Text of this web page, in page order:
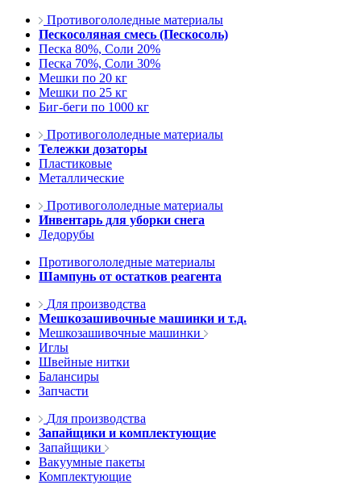
Противогололедные материалы
Пескосоляная смесь (Пескосоль)
Песка 80%, Соли 20%
Песка 70%, Соли 30%
Мешки по 20 кг
Мешки по 25 кг
Биг-беги по 1000 кг
Противогололедные материалы
Тележки дозаторы
Пластиковые
Металлические
Противогололедные материалы
Инвентарь для уборки снега
Ледорубы
Противогололедные материалы
Шампунь от остатков реагента
Для производства
Мешкозашивочные машинки и т.д.
Мешкозашивочные машинки
Иглы
Швейные нитки
Балансиры
Запчасти
Для производства
Запайщики и комплектующие
Запайщики
Вакуумные пакеты
Комплектующие